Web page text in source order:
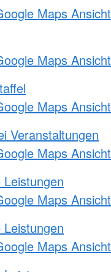
Maps Ansicht
Maps Ansicht
Maps Ansicht
Veranstaltungen
Maps Ansicht
Maps Ansicht
Maps Ansicht